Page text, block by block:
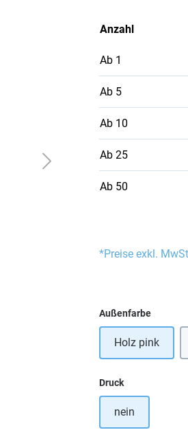
Anzahl
Ab 1
Ab 5
Ab 10
Ab 25
Ab 50
*Preise exkl.
Außenfarbe
Holz pink
Druckauswählen
nein